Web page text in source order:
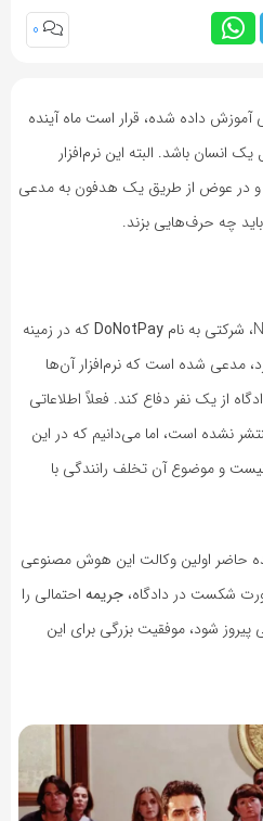
0
داده شده، قرار است ماه آینده
انسان باشد. البته این نرم‌افزار
در عوض از طریق یک هدفون به مدعی
چه حرف‌هایی بزند.
DoNotPayکه در زمینه
مدعی شده است که نرم‌افزار آن‌ها
از یک نفر دفاع کند. فعلاً اطلاعاتی
نشده است، اما می‌دانیم که در این
و موضوع آن تخلف رانندگی با
حاضر اولین وکالت این هوش مصنوعی
جریمه احتمالی را
شود، موفقیت بزرگی برای این